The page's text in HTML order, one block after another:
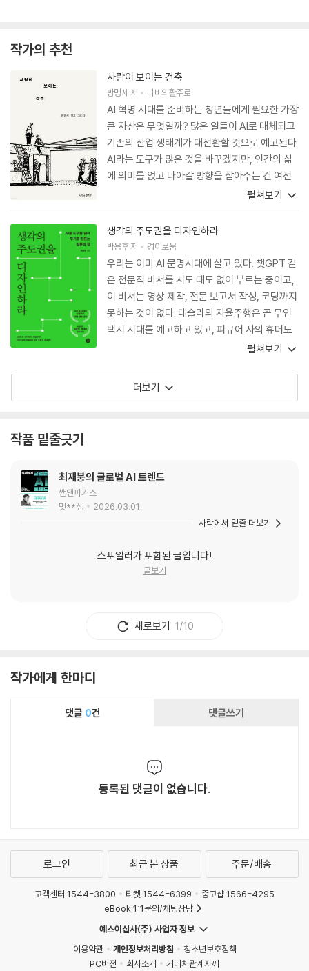
작가의 추천
사람이 보이는 건축
방명세저 나비의활주로
AI 혁명 시대를 준비하는 청년들에게 필요한 가장
큰 자산은 무엇일까? 많은 일들이 AI로 대체되고
기존의 산업 생태계가 대전환할 것으로 예고된다.
AI라는 도구가 많은 것을 바꾸겠지만, 인간의 삶
에 의미를 얹고 나아갈 방향을 잡아주는 건 여전
히 따뜻한 휴머니티다. 성실하고 착한 청년이 결
년들에게 꼭 권하고 싶은 책이다.
펼쳐보기
생각의 주도권을 디자인하라
박용후저 경이로움
우리는 이미 AI 문명시대에 살고 있다. 챗GPT 같
은 전문직 비서를 시도 때도 없이 부르는 중이고,
이 비서는 영상 제작, 전문 보고서 작성, 코딩까지
못하는 것이 없다. 테슬라의 자율주행은 곧 무인
택시 시대를 예고하고 있고, 피규어 사의 휴머노
이드 노동 로봇은 자동차 공장에서 20시간 무휴
문명에서 아직 멀었다고 생각했던 많은 예측이 이
제는 틀린 예측이 되었다. 인류문명은 AI와 인간
이너 박용후는 어떤 급격한 변화 가능성도 배제할
적인 문제들을 명쾌하게 정리해 준다. AI 혁명의
시대라면 세상을 보는 나의 관점에도 파괴적 혁신
전에 문명 대전환의 근간을 통찰하고 인간으로서
의 주도권을 확립해 미래를 대비해야 한다. 굳어
책이다.
펼쳐보기
더보기
작품 밑줄긋기
최재붕의 글로벌 AI 트렌드
쌤앤파커스
멋**생
2026.03.01.
사락에서 밑줄 더보기
스포일러가 포함된 글입니다!
글보기
새로보기 1/10
작가에게 한마디
댓글 0건 댓글쓰기
등록된 댓글이 없습니다.
로그인 최근 본 상품 주문/배송
고객센터 1544-3800 티켓 1544-6399
중고샵 1566-4295
eBook 1:1문의/채팅상담
예스이십사(주) 사업자 정보
이용약관
개인정보처리방침
청소년보호정책
PC버전
회사소개 거래처관계자께